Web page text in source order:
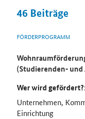
46 Beiträge
FÖRDERPROGRAMM
(Studierenden-
Wer wird
Unternehmen,
Einrichtung